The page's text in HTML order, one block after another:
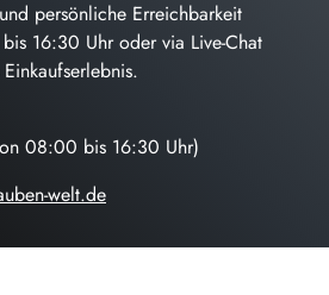
persönliche Erreichbarkeit
16:30 Uhr oder via Live-Chat
08:00 bis 16:30 Uhr)
welt.de